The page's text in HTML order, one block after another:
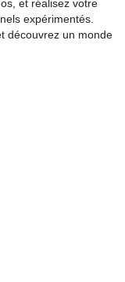
et réalisez votre
expérimentés.
découvrez un monde